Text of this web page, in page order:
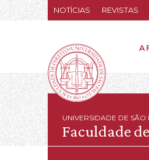
NOTÍCIAS REVISTAS
A
UNIVERSIDADE DE SÃO
Faculdade